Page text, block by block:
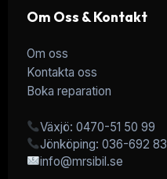
Om Oss & Kontakt
Om oss
Kontakta oss
Boka reparation
Växjö: 0470-51 50 99
Jönköping: 036-692 83
info@mrsibil.se